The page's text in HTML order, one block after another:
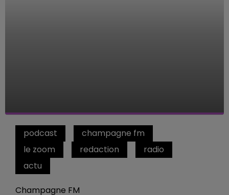
podcast
champagne fm
le zoom
redaction
radio
actu
Champagne FM